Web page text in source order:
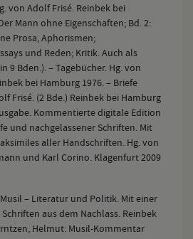
von Adolf Frisé. Reinbek bei
Mann ohne Eigenschaften; Bd. 2:
Prosa, Aphorismen;
und Reden; Kritik. Auch als
9 Bden.). – Tagebücher. Hg. von
bei Hamburg 1976. – Briefe
Frisé. (2 Bde.) Reinbek bei Hamburg
Kommentierte digitale Edition
und nachgelassener Schriften. Mit
aller Handschriften. Hg. von
und Karl Corino. Klagenfurt 2009
– Literatur und Politik. Mit einer
aus dem Nachlass. Reinbek
Helmut: Musil-Kommentar